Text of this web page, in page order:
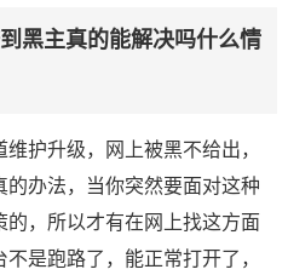
黑主真的能解决吗什么情
护升级，网上被黑不给出，
办法，当你突然要面对这种
，所以才有在网上找这方面
是跑路了，能正常打开了，